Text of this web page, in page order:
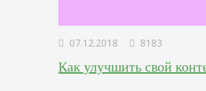
07.12.2018 8183
Как улучшить свой